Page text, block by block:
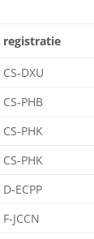
registratie
CS-DXU
CS-PHB
CS-PHK
CS-PHK
D-ECPP
F-JCCN